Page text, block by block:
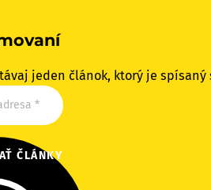
jeden článok, ktorý je
ČLÁNKY